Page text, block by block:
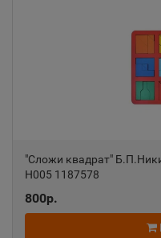
"Сложи квадрат"
Н005 1187578
800р.